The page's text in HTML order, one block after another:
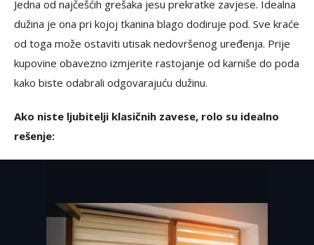
Jedna od najčešćih grešaka jesu prekratke zavjese. Idealna
dužina je ona pri kojoj tkanina blago dodiruje pod. Sve kraće
od toga može ostaviti utisak nedovršenog uređenja. Prije
kupovine obavezno izmjerite rastojanje od karniše do poda
kako biste odabrali odgovarajuću dužinu.
Ako niste ljubitelji klasičnih zavese, rolo su idealno
rešenje: